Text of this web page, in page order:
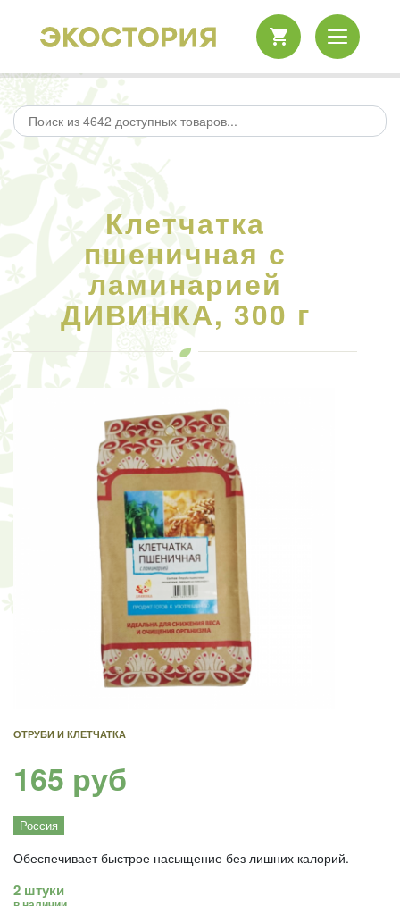
Клетчатка
пшеничная с
ламинарией
ДИВИНКА, 300 г
ОТРУБИ И КЛЕТЧАТКА
165 руб
Россия
Обеспечивает быстрое насыщение без лишних калорий.
2 штуки